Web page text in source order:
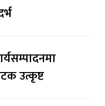
उत्कृष्ट